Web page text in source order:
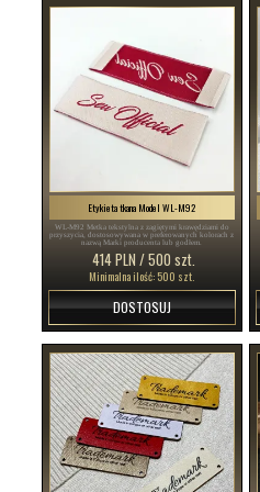
Etykieta tkana Model WL-M92
WL-M92 Metka tekstylna z zagiętymi krawędziami do
przyszycia, dostosowywana w preferowanych kolorach z
nazwą Marki producenta lub godłem.
414 PLN / 500 szt.
Minimalna ilość: 500 szt.
DOSTOSUJ